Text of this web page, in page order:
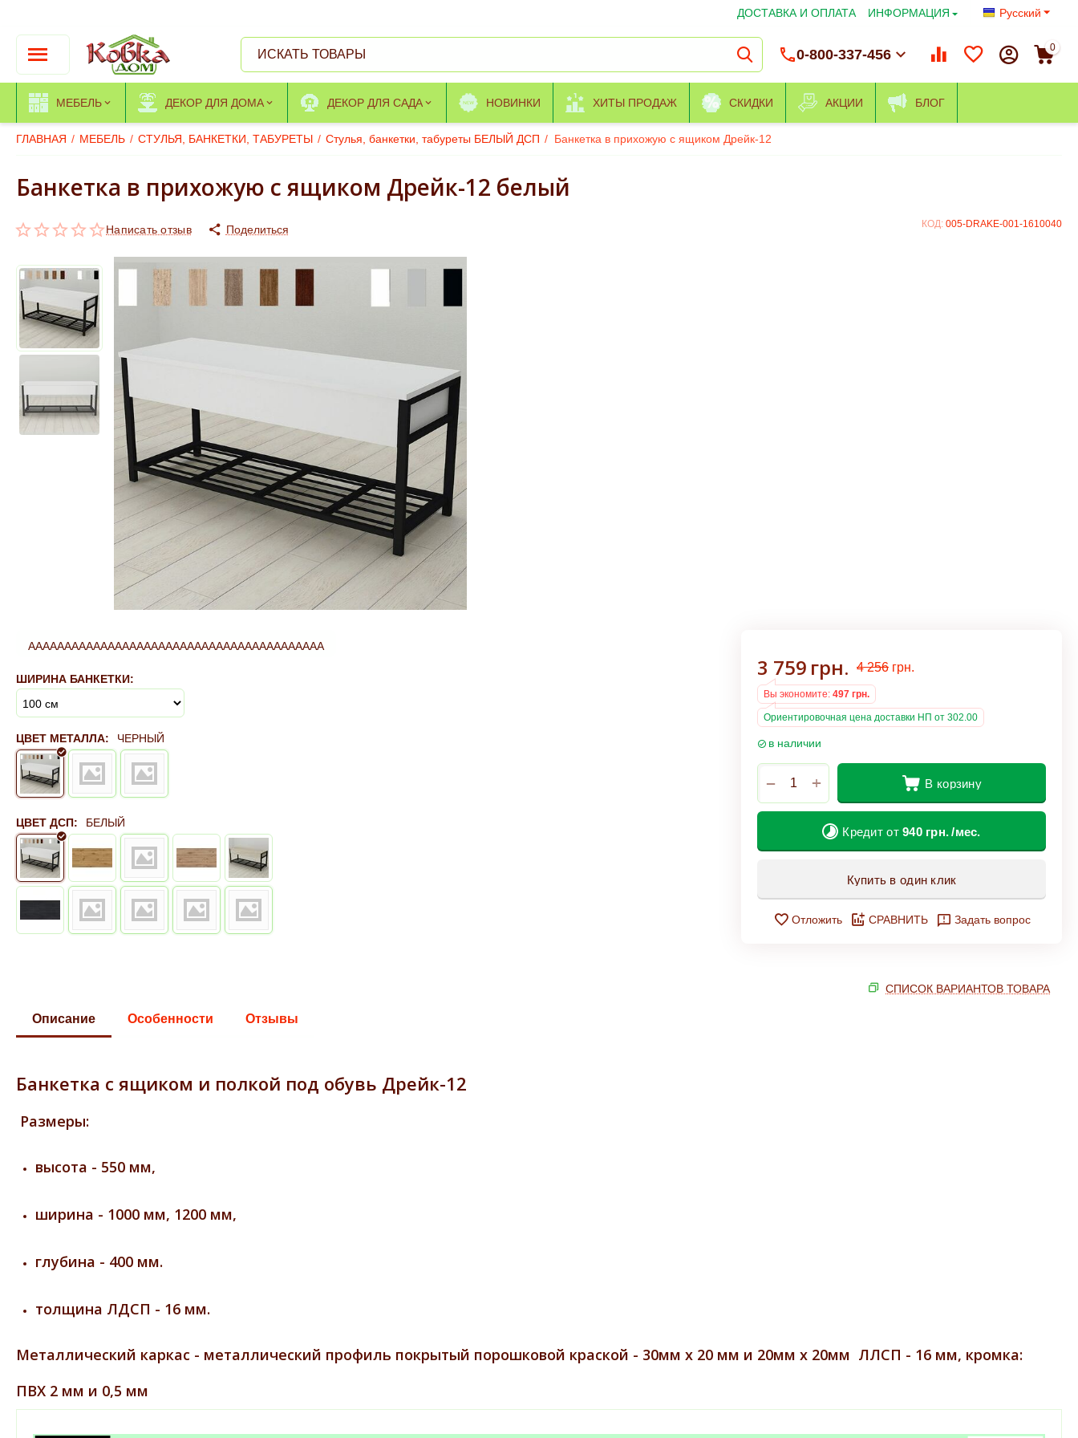
Русский
ДОСТАВКА И ОПЛАТА ИНФОРМАЦИЯ
0-800-337-456 0
МЕБЕЛЬ ДЕКОР ДЛЯ ДОМА ДЕКОР ДЛЯ САДА НОВИНКИ ХИТЫ ПРОДАЖ СКИДКИ АКЦИИ БЛОГ
ГЛАВНАЯ / МЕБЕЛЬ / СТУЛЬЯ, БАНКЕТКИ, ТАБУРЕТЫ / Стулья, банкетки, табуреты БЕЛЫЙ ДСП / Банкетка в прихожую с ящиком Дрейк-12
Банкетка в прихожую с ящиком Дрейк-12 белый
Написать отзыв КОД: 005-DRAKE-001-1610040
Поделиться
ААААААААААААААААААААААААААААААААААААААААА
ШИРИНА БАНКЕТКИ:
ЦВЕТ МЕТАЛЛА: ЧЕРНЫЙ
ЦВЕТ ДСП: БЕЛЫЙ
3 759 грн. 4 256 грн.
Вы экономите: 497 грн.
Ориентировочная цена доставки НП от 302.00
в наличии
+
− В корзину
Кредит от940грн./мес.
Купить в один клик
Отложить СРАВНИТЬ Задать вопрос
СПИСОК ВАРИАНТОВ ТОВАРА
Описание Особенности Отзывы
Банкетка с ящиком и полкой под обувь Дрейк-12
Размеры:
высота - 550 мм,
ширина - 1000 мм, 1200 мм,
глубина - 400 мм.
толщина ЛДСП - 16 мм.
Металлический каркас - металлический профиль покрытый порошковой краской - 30мм х 20 мм и 20мм х 20мм ЛЛСП - 16 мм, кромка:
ПВХ 2 мм и 0,5 мм